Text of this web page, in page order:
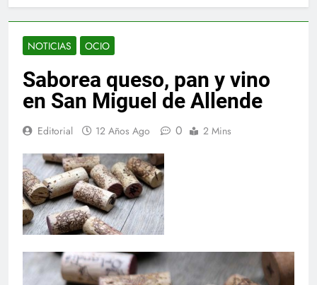
NOTICIAS OCIO
Saborea queso, pan y vino
en San Miguel de Allende
Editorial 12 Años Ago 0 2 Mins